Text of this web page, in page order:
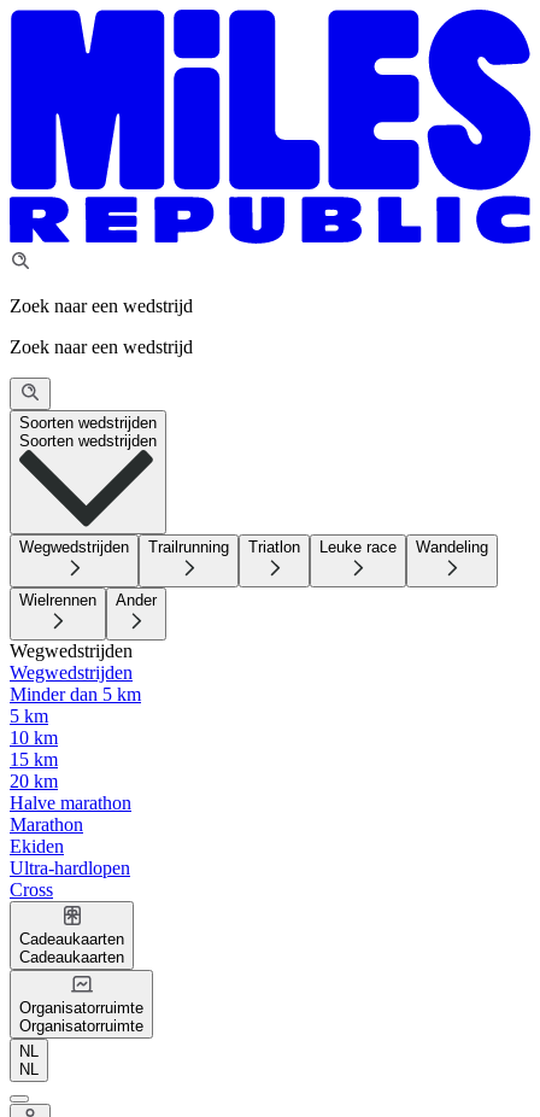
Zoek naar een wedstrijd
Zoek naar een wedstrijd
Soorten wedstrijden
Soorten wedstrijden
Wegwedstrijden Trailrunning Triatlon Leuke race Wandeling
Wielrennen Ander
Wegwedstrijden
Wegwedstrijden
Minder dan 5 km
5 km
10 km
15 km
20 km
Halve marathon
Marathon
Ekiden
Ultra-hardlopen
Cross
Cadeaukaarten
Cadeaukaarten
Organisatorruimte
Organisatorruimte
NL
NL